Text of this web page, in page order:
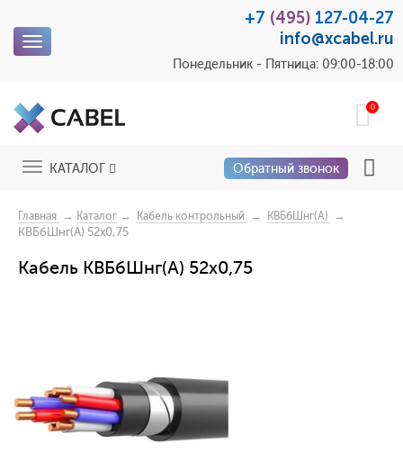
Toggle
+7 (495) 127-04-27
info@xcabel.ru
Понедельник - Пятница: 09:00-18:00
0
ToggleКАТАЛОГ Обратный звонок
Главная → Каталог → Кабель контрольный → КВБбШнг(А)
→
КВБбШнг(А) 52х0,75
Кабель КВБбШнг(А) 52х0,75